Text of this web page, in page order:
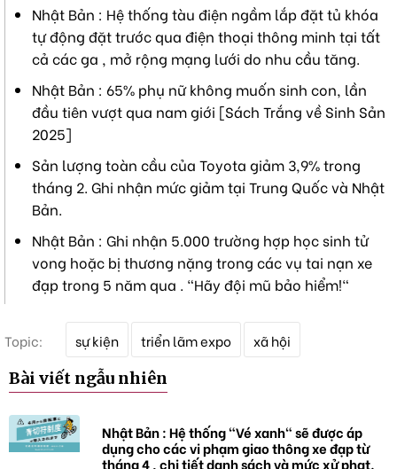
Nhật Bản : Hệ thống tàu điện ngầm lắp đặt tủ khóa
tự động đặt trước qua điện thoại thông minh tại tất
cả các ga , mở rộng mạng lưới do nhu cầu tăng.
Nhật Bản : 65% phụ nữ không muốn sinh con, lần
đầu tiên vượt qua nam giới [Sách Trắng về Sinh Sản
2025]
Sản lượng toàn cầu của Toyota giảm 3,9% trong
tháng 2. Ghi nhận mức giảm tại Trung Quốc và Nhật
Bản.
Nhật Bản : Ghi nhận 5.000 trường hợp học sinh tử
vong hoặc bị thương nặng trong các vụ tai nạn xe
đạp trong 5 năm qua . "Hãy đội mũ bảo hiểm!"
Topic:
h
a
sự kiện triển lãm expo xã hội
Bài viết ngẫu nhiên
Nhật Bản : Hệ thống "Vé xanh" sẽ được áp
dụng cho các vi phạm giao thông xe đạp từ
tháng 4 , chi tiết danh sách và mức xử phạt.